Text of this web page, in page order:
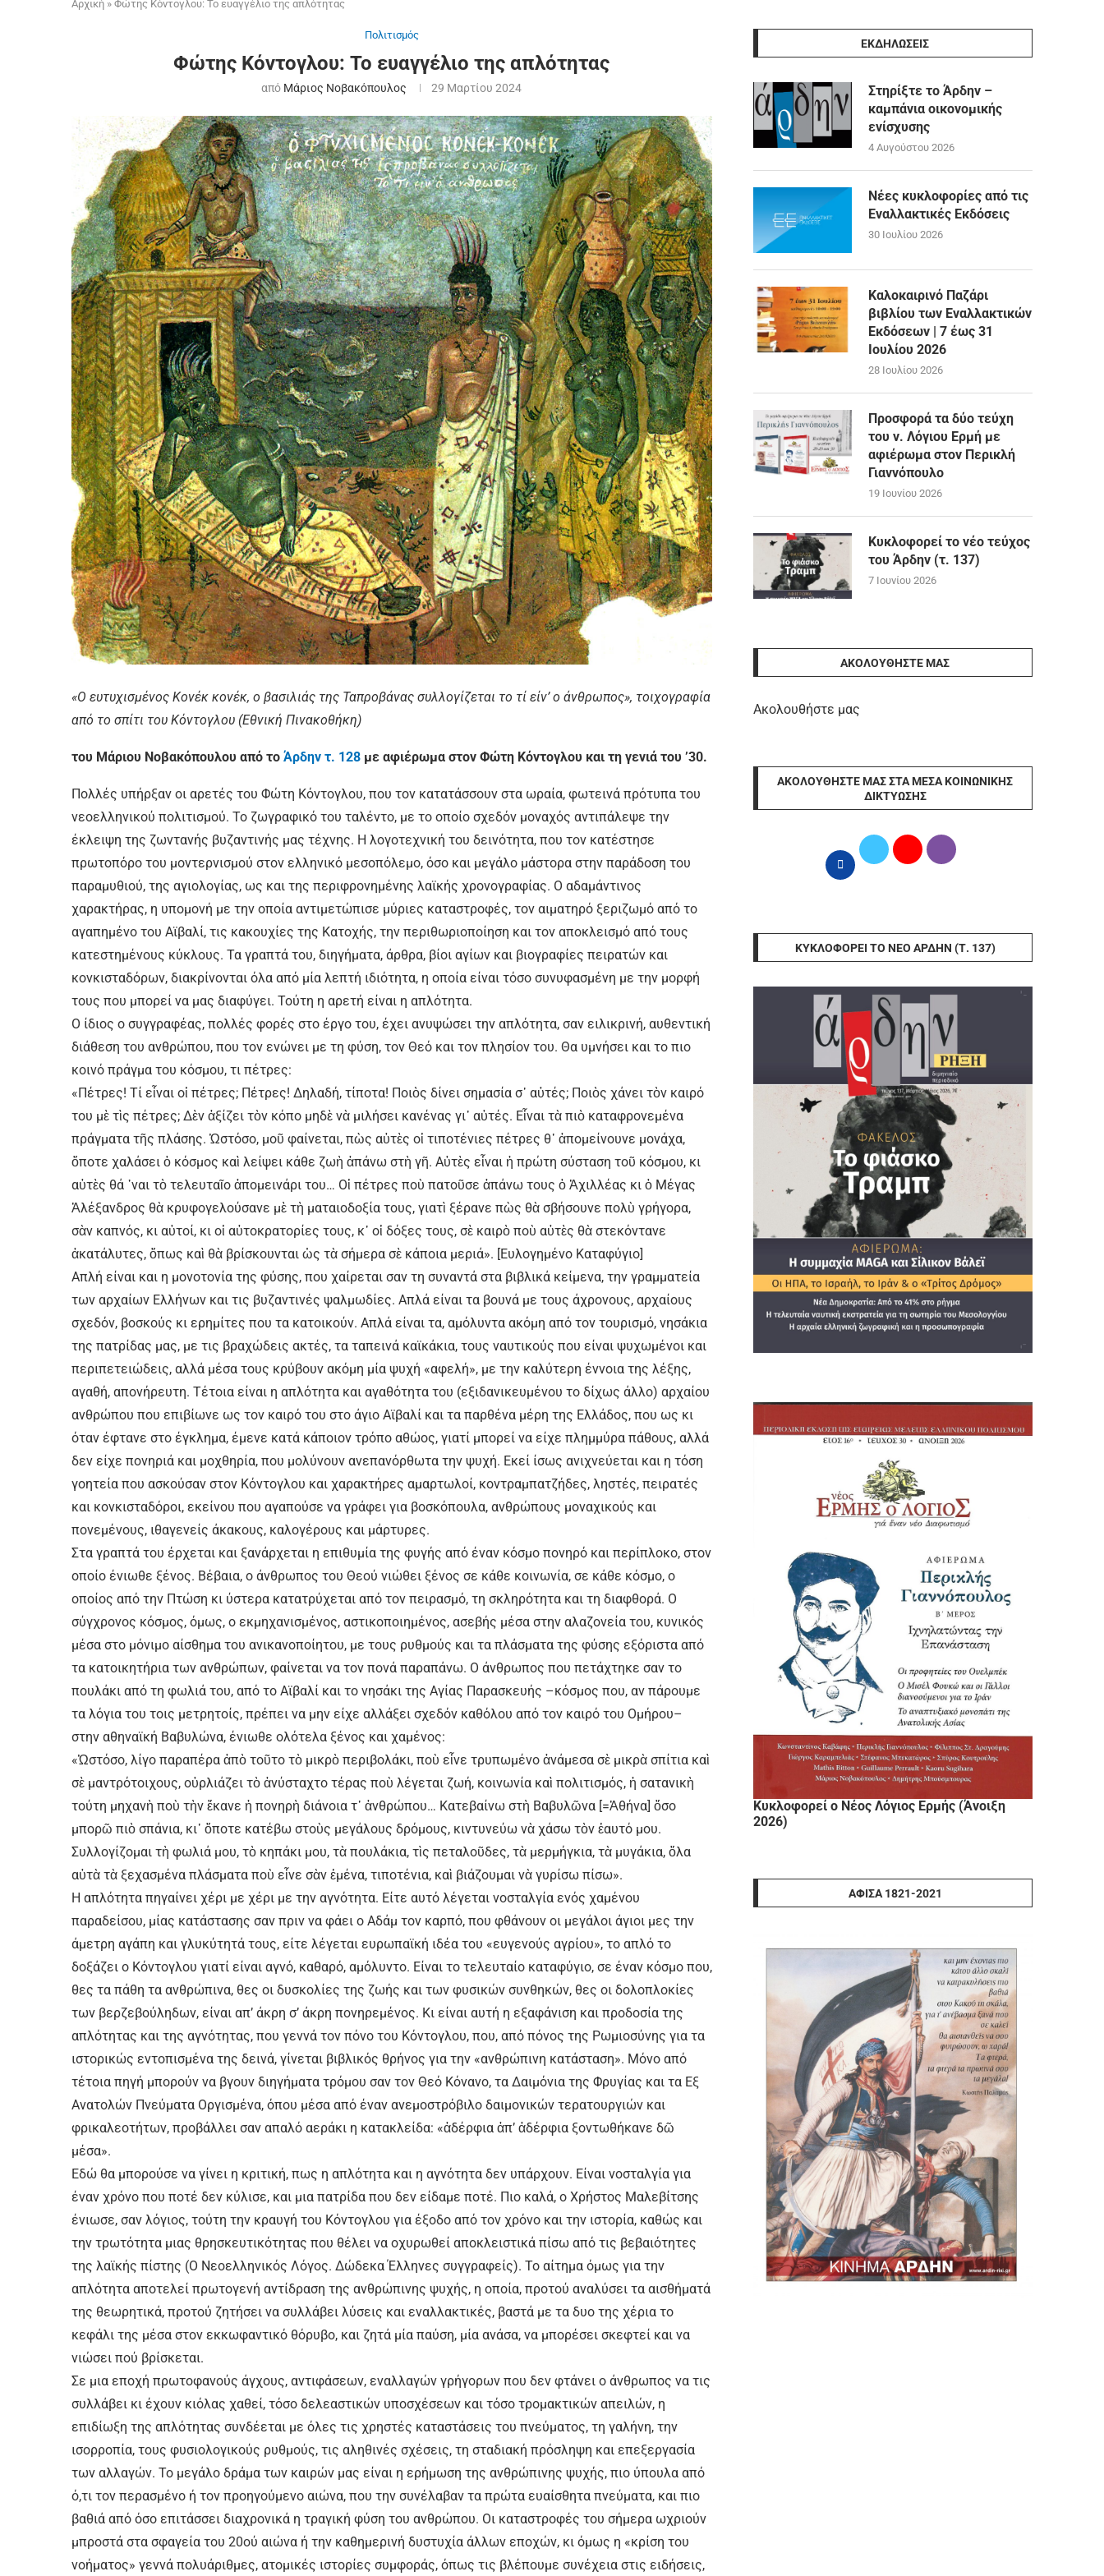
Αρχική » Φώτης Κόντογλου: Το ευαγγέλιο της απλότητας
Πολιτισμός
Φώτης Κόντογλου: Το ευαγγέλιο της απλότητας
από Μάριος Νοβακόπουλος 29 Μαρτίου 2024
«Ο ευτυχισμένος Κονέκ κονέκ, ο βασιλιάς της Ταπροβάνας συλλογίζεται το τί είν’ ο άνθρωπος», τοιχογραφία
από το σπίτι του Κόντογλου (Εθνική Πινακοθήκη)
του Μάριου Νοβακόπουλου από το Άρδην τ. 128 με αφιέρωμα στον Φώτη Κόντογλου και τη γενιά του ’30.
Πολλές υπήρξαν οι αρετές του Φώτη Κόντογλου, που τον κατατάσσουν στα ωραία, φωτεινά πρότυπα του
νεοελληνικού πολιτισμού. Το ζωγραφικό του ταλέντο, με το οποίο σχεδόν μοναχός αντιπάλεψε την
έκλειψη της ζωντανής βυζαντινής μας τέχνης. Η λογοτεχνική του δεινότητα, που τον κατέστησε
πρωτοπόρο του μοντερνισμού στον ελληνικό μεσοπόλεμο, όσο και μεγάλο μάστορα στην παράδοση του
παραμυθιού, της αγιολογίας, ως και της περιφρονημένης λαϊκής χρονογραφίας. Ο αδαμάντινος
χαρακτήρας, η υπομονή με την οποία αντιμετώπισε μύριες καταστροφές, τον αιματηρό ξεριζωμό από το
αγαπημένο του Αϊβαλί, τις κακουχίες της Κατοχής, την περιθωριοποίηση και τον αποκλεισμό από τους
κατεστημένους κύκλους. Τα γραπτά του, διηγήματα, άρθρα, βίοι αγίων και βιογραφίες πειρατών και
κονκισταδόρων, διακρίνονται όλα από μία λεπτή ιδιότητα, η οποία είναι τόσο συνυφασμένη με την μορφή
τους που μπορεί να μας διαφύγει. Τούτη η αρετή είναι η απλότητα.
Ο ίδιος ο συγγραφέας, πολλές φορές στο έργο του, έχει ανυψώσει την απλότητα, σαν ειλικρινή, αυθεντική
διάθεση του ανθρώπου, που τον ενώνει με τη φύση, τον Θεό και τον πλησίον του. Θα υμνήσει και το πιο
κοινό πράγμα του κόσμου, τι πέτρες:
«Πέτρες! Τί εἶναι οἱ πέτρες; Πέτρες! Δηλαδή, τίποτα! Ποιὸς δίνει σημασία σ᾿ αὐτές; Ποιὸς χάνει τὸν καιρό
του μὲ τὶς πέτρες; Δὲν ἀξίζει τὸν κόπο μηδὲ νὰ μιλήσει κανένας γι᾿ αὐτές. Εἶναι τὰ πιὸ καταφρονεμένα
πράγματα τῆς πλάσης. Ὡστόσο, μοῦ φαίνεται, πὼς αὐτὲς οἱ τιποτένιες πέτρες θ᾿ ἀπομείνουνε μονάχα,
ὅποτε χαλάσει ὁ κόσμος καὶ λείψει κάθε ζωὴ ἀπάνω στὴ γῆ. Αὐτὲς εἶναι ἡ πρώτη σύσταση τοῦ κόσμου, κι
αὐτὲς θά ῾ναι τὸ τελευταῖο ἀπομεινάρι του… Οἱ πέτρες ποὺ πατοῦσε ἀπάνω τους ὁ Ἀχιλλέας κι ὁ Μέγας
Ἀλέξανδρος θὰ κρυφογελούσανε μὲ τὴ ματαιοδοξία τους, γιατὶ ξέρανε πὼς θὰ σβήσουνε πολὺ γρήγορα,
σὰν καπνός, κι αὐτοί, κι οἱ αὐτοκρατορίες τους, κ᾿ οἱ δόξες τους, σὲ καιρὸ ποὺ αὐτὲς θὰ στεκόντανε
ἀκατάλυτες, ὅπως καὶ θὰ βρίσκουνται ὡς τὰ σήμερα σὲ κάποια μεριά». [Ευλογημένο Καταφύγιο]
Απλή είναι και η μονοτονία της φύσης, που χαίρεται σαν τη συναντά στα βιβλικά κείμενα, την γραμματεία
των αρχαίων Ελλήνων και τις βυζαντινές ψαλμωδίες. Απλά είναι τα βουνά με τους άχρονους, αρχαίους
σχεδόν, βοσκούς κι ερημίτες που τα κατοικούν. Απλά είναι τα, αμόλυντα ακόμη από τον τουρισμό, νησάκια
της πατρίδας μας, με τις βραχώδεις ακτές, τα ταπεινά καϊκάκια, τους ναυτικούς που είναι ψυχωμένοι και
περιπετειώδεις, αλλά μέσα τους κρύβουν ακόμη μία ψυχή «αφελή», με την καλύτερη έννοια της λέξης,
αγαθή, απονήρευτη. Τέτοια είναι η απλότητα και αγαθότητα του (εξιδανικευμένου το δίχως άλλο) αρχαίου
ανθρώπου που επιβίωνε ως τον καιρό του στο άγιο Αϊβαλί και τα παρθένα μέρη της Ελλάδος, που ως κι
όταν έφτανε στο έγκλημα, έμενε κατά κάποιον τρόπο αθώος, γιατί μπορεί να είχε πλημμύρα πάθους, αλλά
δεν είχε πονηριά και μοχθηρία, που μολύνουν ανεπανόρθωτα την ψυχή. Εκεί ίσως ανιχνεύεται και η τόση
γοητεία που ασκούσαν στον Κόντογλου και χαρακτήρες αμαρτωλοί, κοντραμπατζήδες, ληστές, πειρατές
και κονκισταδόροι, εκείνου που αγαπούσε να γράφει για βοσκόπουλα, ανθρώπους μοναχικούς και
πονεμένους, ιθαγενείς άκακους, καλογέρους και μάρτυρες.
Στα γραπτά του έρχεται και ξανάρχεται η επιθυμία της φυγής από έναν κόσμο πονηρό και περίπλοκο, στον
οποίο ένιωθε ξένος. Βέβαια, ο άνθρωπος του Θεού νιώθει ξένος σε κάθε κοινωνία, σε κάθε κόσμο, ο
οποίος από την Πτώση κι ύστερα κατατρύχεται από τον πειρασμό, τη σκληρότητα και τη διαφθορά. Ο
σύγχρονος κόσμος, όμως, ο εκμηχανισμένος, αστικοποιημένος, ασεβής μέσα στην αλαζονεία του, κυνικός
μέσα στο μόνιμο αίσθημα του ανικανοποίητου, με τους ρυθμούς και τα πλάσματα της φύσης εξόριστα από
τα κατοικητήρια των ανθρώπων, φαίνεται να τον πονά παραπάνω. Ο άνθρωπος που πετάχτηκε σαν το
πουλάκι από τη φωλιά του, από το Αϊβαλί και το νησάκι της Αγίας Παρασκευής –κόσμος που, αν πάρουμε
τα λόγια του τοις μετρητοίς, πρέπει να μην είχε αλλάξει σχεδόν καθόλου από τον καιρό του Ομήρου–
στην αθηναϊκή Βαβυλώνα, ένιωθε ολότελα ξένος και χαμένος:
«Ὡστόσο, λίγο παραπέρα ἀπὸ τοῦτο τὸ μικρὸ περιβολάκι, ποὺ εἶνε τρυπωμένο ἀνάμεσα σὲ μικρὰ σπίτια καὶ
σὲ μαντρότοιχους, οὐρλιάζει τὸ ἀνύσταχτο τέρας ποὺ λέγεται ζωή, κοινωνία καὶ πολιτισμός, ἡ σατανικὴ
τούτη μηχανὴ ποὺ τὴν ἔκανε ἡ πονηρὴ διάνοια τ᾿ ἀνθρώπου… Κατεβαίνω στὴ Βαβυλῶνα [=Ἀθήνα] ὅσο
μπορῶ πιὸ σπάνια, κι᾿ ὅποτε κατέβω στοὺς μεγάλους δρόμους, κιντυνεύω νὰ χάσω τὸν ἑαυτό μου.
Συλλογίζομαι τὴ φωλιά μου, τὸ κηπάκι μου, τὰ πουλάκια, τὶς πεταλοῦδες, τὰ μερμήγκια, τὰ μυγάκια, ὅλα
αὐτὰ τὰ ξεχασμένα πλάσματα ποὺ εἶνε σὰν ἐμένα, τιποτένια, καὶ βιάζουμαι νὰ γυρίσω πίσω».
Η απλότητα πηγαίνει χέρι με χέρι με την αγνότητα. Είτε αυτό λέγεται νοσταλγία ενός χαμένου
παραδείσου, μίας κατάστασης σαν πριν να φάει ο Αδάμ τον καρπό, που φθάνουν οι μεγάλοι άγιοι μες την
άμετρη αγάπη και γλυκύτητά τους, είτε λέγεται ευρωπαϊκή ιδέα του «ευγενούς αγρίου», το απλό το
δοξάζει ο Κόντογλου γιατί είναι αγνό, καθαρό, αμόλυντο. Είναι το τελευταίο καταφύγιο, σε έναν κόσμο που,
θες τα πάθη τα ανθρώπινα, θες οι δυσκολίες της ζωής και των φυσικών συνθηκών, θες οι δολοπλοκίες
των βερζεβούληδων, είναι απ’ άκρη σ’ άκρη πονηρεμένος. Κι είναι αυτή η εξαφάνιση και προδοσία της
απλότητας και της αγνότητας, που γεννά τον πόνο του Κόντογλου, που, από πόνος της Ρωμιοσύνης για τα
ιστορικώς εντοπισμένα της δεινά, γίνεται βιβλικός θρήνος για την «ανθρώπινη κατάσταση». Μόνο από
τέτοια πηγή μπορούν να βγουν διηγήματα τρόμου σαν τον Θεό Κόνανο, τα Δαιμόνια της Φρυγίας και τα Εξ
Ανατολών Πνεύματα Οργισμένα, όπου μέσα από έναν ανεμοστρόβιλο δαιμονικών τερατουργιών και
φρικαλεοτήτων, προβάλλει σαν απαλό αεράκι η κατακλείδα: «ἀδέρφια ἀπ’ ἀδέρφια ξοντωθήκανε δῶ
μέσα».
Εδώ θα μπορούσε να γίνει η κριτική, πως η απλότητα και η αγνότητα δεν υπάρχουν. Είναι νοσταλγία για
έναν χρόνο που ποτέ δεν κύλισε, και μια πατρίδα που δεν είδαμε ποτέ. Πιο καλά, ο Χρήστος Μαλεβίτσης
ένιωσε, σαν λόγιος, τούτη την κραυγή του Κόντογλου για έξοδο από τον χρόνο και την ιστορία, καθώς και
την τρωτότητα μιας θρησκευτικότητας που θέλει να οχυρωθεί αποκλειστικά πίσω από τις βεβαιότητες
της λαϊκής πίστης (Ο Νεοελληνικός Λόγος. Δώδεκα Έλληνες συγγραφείς). Το αίτημα όμως για την
απλότητα αποτελεί πρωτογενή αντίδραση της ανθρώπινης ψυχής, η οποία, προτού αναλύσει τα αισθήματά
της θεωρητικά, προτού ζητήσει να συλλάβει λύσεις και εναλλακτικές, βαστά με τα δυο της χέρια το
κεφάλι της μέσα στον εκκωφαντικό θόρυβο, και ζητά μία παύση, μία ανάσα, να μπορέσει σκεφτεί και να
νιώσει πού βρίσκεται.
Σε μια εποχή πρωτοφανούς άγχους, αντιφάσεων, εναλλαγών γρήγορων που δεν φτάνει ο άνθρωπος να τις
συλλάβει κι έχουν κιόλας χαθεί, τόσο δελεαστικών υποσχέσεων και τόσο τρομακτικών απειλών, η
επιδίωξη της απλότητας συνδέεται με όλες τις χρηστές καταστάσεις του πνεύματος, τη γαλήνη, την
ισορροπία, τους φυσιολογικούς ρυθμούς, τις αληθινές σχέσεις, τη σταδιακή πρόσληψη και επεξεργασία
των αλλαγών. Το μεγάλο δράμα των καιρών μας είναι η ερήμωση της ανθρώπινης ψυχής, πιο ύπουλα από
ό,τι τον περασμένο ή τον προηγούμενο αιώνα, που την συνέλαβαν τα πρώτα ευαίσθητα πνεύματα, και πιο
βαθιά από όσο επιτάσσει διαχρονικά η τραγική φύση του ανθρώπου. Οι καταστροφές του σήμερα ωχριούν
μπροστά στα σφαγεία του 20ού αιώνα ή την καθημερινή δυστυχία άλλων εποχών, κι όμως η «κρίση του
νοήματος» γεννά πολυάριθμες, ατομικές ιστορίες συμφοράς, όπως τις βλέπουμε συνέχεια στις ειδήσεις,
ΕΚΔΗΛΩΣΕΙΣ
Στηρίξτε το Άρδην –
καμπάνια οικονομικής
ενίσχυσης
4 Αυγούστου 2026
Νέες κυκλοφορίες από τις
Εναλλακτικές Εκδόσεις
30 Ιουλίου 2026
Καλοκαιρινό Παζάρι
βιβλίου των Εναλλακτικών
Εκδόσεων | 7 έως 31
Ιουλίου 2026
28 Ιουλίου 2026
Προσφορά τα δύο τεύχη
του ν. Λόγιου Ερμή με
αφιέρωμα στον Περικλή
Γιαννόπουλο
19 Ιουνίου 2026
Κυκλοφορεί το νέο τεύχος
του Άρδην (τ. 137)
7 Ιουνίου 2026
ΑΚΟΛΟΥΘΉΣΤΕ ΜΑΣ
Ακολουθήστε μας
ΑΚΟΛΟΥΘΉΣΤΕ ΜΑΣ ΣΤΑ ΜΈΣΑ ΚΟΙΝΩΝΙΚΉΣ
ΔΙΚΤΎΩΣΗΣ
ΚΥΚΛΟΦΟΡΕΊ ΤΟ ΝΈΟ ΆΡΔΗΝ (Τ. 137)
Κυκλοφορεί ο Νέος Λόγιος Ερμής (Άνοιξη
2026)
ΑΦΊΣΑ 1821-2021